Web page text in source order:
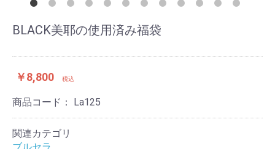
BLACK美耶の使用済み福袋
￥8,800 税込
商品コード： La125
関連カテゴリ
ブルセラ